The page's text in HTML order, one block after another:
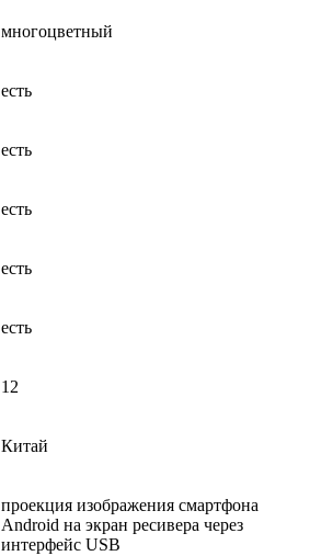
многоцветный
есть
есть
есть
есть
есть
12
Китай
проекция изображения смартфона
Android на экран ресивера через
интерфейс USB